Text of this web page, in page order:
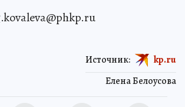
Елена Белоусова
Источник: kp.ru